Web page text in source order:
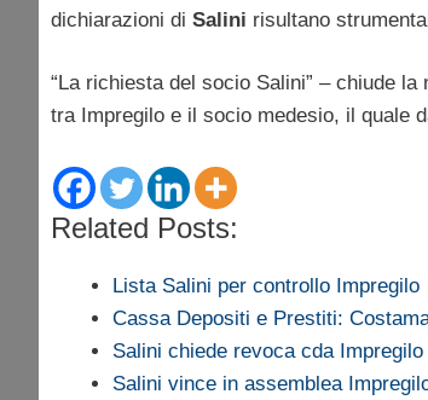
dichiarazioni di Salini risultano
“La richiesta del socio Salini” – chiude
tra Impregilo e il socio medesio, il quale
Related Posts:
Lista Salini per controllo Impregilo
Cassa Depositi e Prestiti:
Salini chiede revoca cda
Salini vince in assemblea